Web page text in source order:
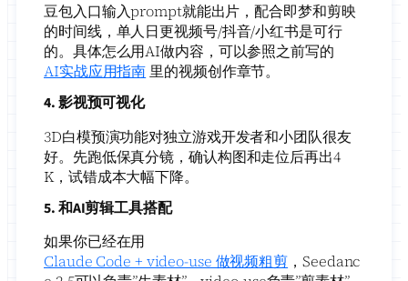
豆包入口输入prompt就能出片，配合即梦和剪映
的时间线，单人日更视频号/抖音/小红书是可行
的。具体怎么用AI做内容，可以参照之前写的
AI实战应用指南 里的视频创作章节。
4. 影视预可视化
3D白模预演功能对独立游戏开发者和小团队很友
好。先跑低保真分镜，确认构图和走位后再出4
K，试错成本大幅下降。
5. 和AI剪辑工具搭配
如果你已经在用
Claude Code + video-use 做视频粗剪 ，Seedanc